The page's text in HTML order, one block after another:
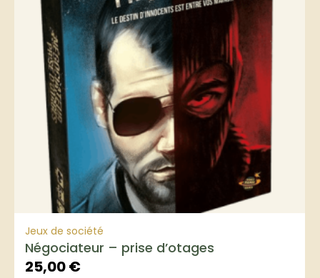
Jeux de société
Négociateur – prise d’otages
25,00€